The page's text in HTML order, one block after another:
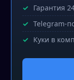
Гарантия
Telegram-
Куки в